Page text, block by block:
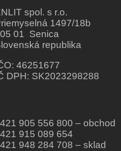
spol. s r.o.
1497/18b
01 Senica
republika
46251677
DPH: SK2023298288
905 556 800 – obchod
915 089 654
948 284 708 – sklad